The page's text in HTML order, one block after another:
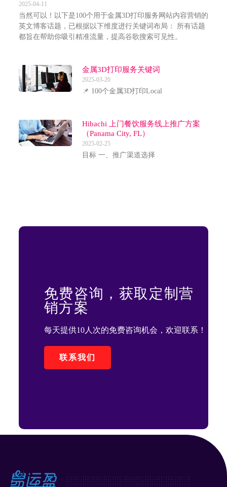
2025-04-11
当然可以！以下是100个用于金属3D打印服务网站内容营销的
英文博客话题，已根据以下维度进行关键词布局： 所有话题
都旨在帮助你吸引精准流量，提高谷歌搜索可见性。
金属3D打印服务关键词
2025-03-20
📌 100个金属3D打印Local
Hibachi 上门餐饮服务线上推广方案
（Panama City, FL）
2025-02-25
目标 一、推广渠道选择
免费咨询，获取定制营
销方案
每天提供10人次的免费咨询机会，欢迎联系！
联系我们